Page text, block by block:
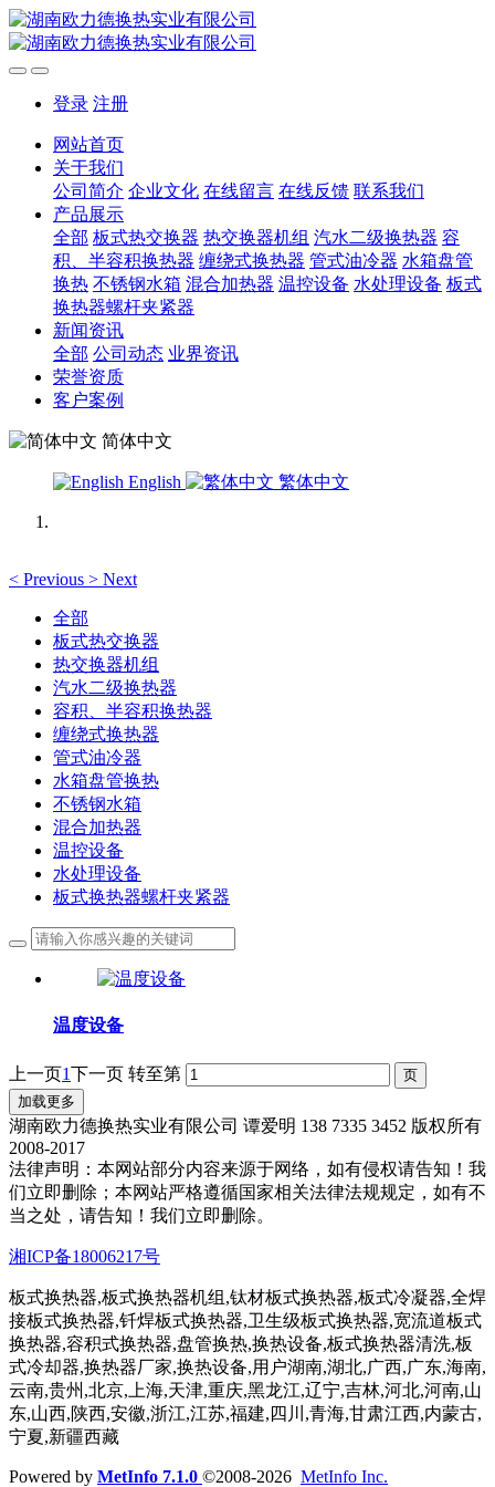
登录 注册
网站首页
关于我们
公司简介 企业文化 在线留言 在线反馈 联系我们
产品展示
全部 板式热交换器 热交换器机组 汽水二级换热器 容
积、半容积换热器 缠绕式换热器 管式油冷器 水箱盘管
换热 不锈钢水箱 混合加热器 温控设备 水处理设备 板式
换热器螺杆夹紧器
新闻资讯
全部 公司动态 业界资讯
荣誉资质
客户案例
简体中文
English 繁体中文
< Previous > Next
全部
板式热交换器
热交换器机组
汽水二级换热器
容积、半容积换热器
缠绕式换热器
管式油冷器
水箱盘管换热
不锈钢水箱
混合加热器
温控设备
水处理设备
板式换热器螺杆夹紧器
温度设备
上一页1下一页 转至第
加载更多
湖南欧力德换热实业有限公司 谭爱明 138 7335 3452 版权所有
2008-2017
法律声明：本网站部分内容来源于网络，如有侵权请告知！我
们立即删除；本网站严格遵循国家相关法律法规规定，如有不
当之处，请告知！我们立即删除。
湘ICP备18006217号
板式换热器,板式换热器机组,钛材板式换热器,板式冷凝器,全焊
接板式换热器,钎焊板式换热器,卫生级板式换热器,宽流道板式
换热器,容积式换热器,盘管换热,换热设备,板式换热器清洗,板
式冷却器,换热器厂家,换热设备,用户湖南,湖北,广西,广东,海南,
云南,贵州,北京,上海,天津,重庆,黑龙江,辽宁,吉林,河北,河南,山
东,山西,陕西,安徽,浙江,江苏,福建,四川,青海,甘肃江西,内蒙古,
宁夏,新疆西藏
Powered by MetInfo 7.1.0 ©2008-2026 MetInfo Inc.